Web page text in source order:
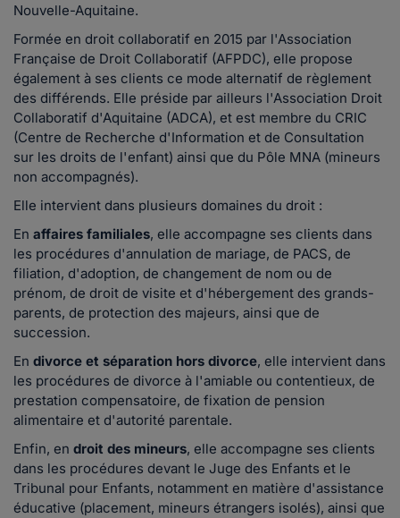
Nouvelle-Aquitaine.
Formée en droit collaboratif en 2015 par l'Association
Française de Droit Collaboratif (AFPDC), elle propose
également à ses clients ce mode alternatif de règlement
des différends. Elle préside par ailleurs l'Association Droit
Collaboratif d'Aquitaine (ADCA), et est membre du CRIC
(Centre de Recherche d'Information et de Consultation
sur les droits de l'enfant) ainsi que du Pôle MNA (mineurs
non accompagnés).
Elle intervient dans plusieurs domaines du droit :
En affaires familiales, elle accompagne ses clients dans
les procédures d'annulation de mariage, de PACS, de
filiation, d'adoption, de changement de nom ou de
prénom, de droit de visite et d'hébergement des grands-
parents, de protection des majeurs, ainsi que de
succession.
En divorce et séparation hors divorce, elle intervient dans
les procédures de divorce à l'amiable ou contentieux, de
prestation compensatoire, de fixation de pension
alimentaire et d'autorité parentale.
Enfin, en droit des mineurs, elle accompagne ses clients
dans les procédures devant le Juge des Enfants et le
Tribunal pour Enfants, notamment en matière d'assistance
éducative (placement, mineurs étrangers isolés), ainsi que